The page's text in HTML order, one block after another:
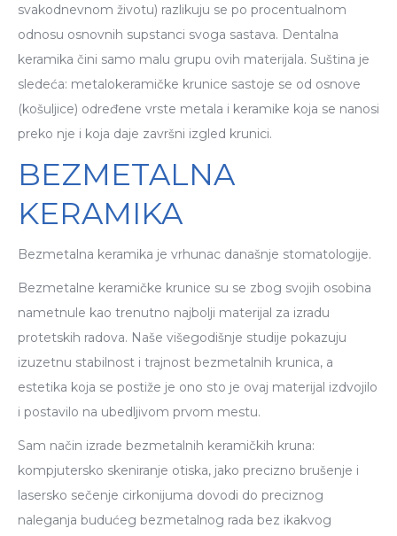
svakodnevnom životu) razlikuju se po procentualnom
odnosu osnovnih supstanci svoga sastava. Dentalna
keramika čini samo malu grupu ovih materijala. Suština je
sledeća: metalokeramičke krunice sastoje se od osnove
(košuljice) određene vrste metala i keramike koja se nanosi
preko nje i koja daje završni izgled krunici.
BEZMETALNA
KERAMIKA
Bezmetalna keramika je vrhunac današnje stomatologije.
Bezmetalne keramičke krunice su se zbog svojih osobina
nametnule kao trenutno najbolji materijal za izradu
protetskih radova. Naše višegodišnje studije pokazuju
izuzetnu stabilnost i trajnost bezmetalnih krunica, a
estetika koja se postiže je ono sto je ovaj materijal izdvojilo
i postavilo na ubedljivom prvom mestu.
Sam način izrade bezmetalnih keramičkih kruna:
kompjutersko skeniranje otiska, jako precizno brušenje i
lasersko sečenje cirkonijuma dovodi do preciznog
naleganja budućeg bezmetalnog rada bez ikakvog